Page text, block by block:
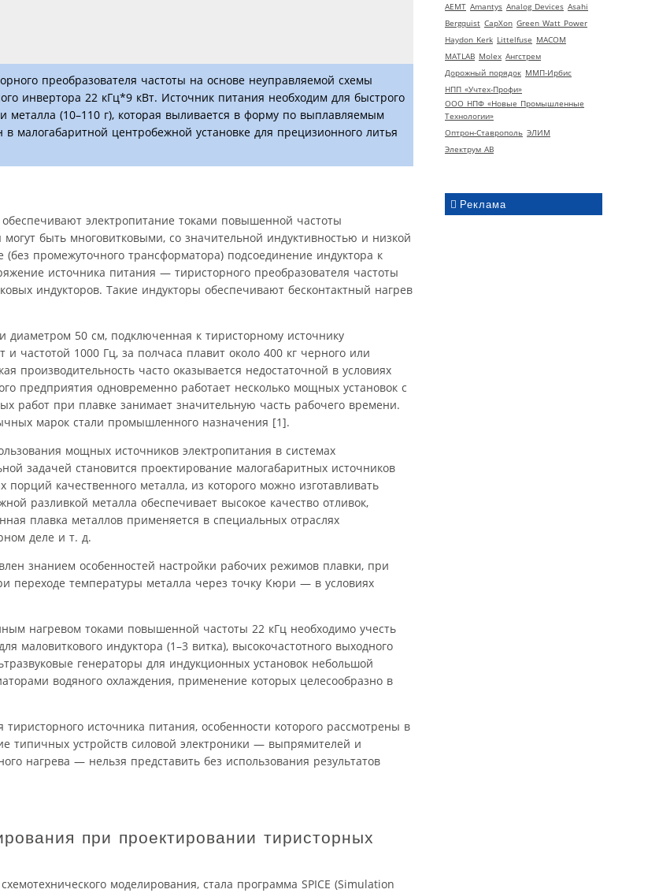
AEMT Amantys Analog Devices Asahi
Bergquist CapXon Green Watt Power
Haydon Kerk Littelfuse MACOM
MATLAB Molex Ангстрем
Дорожный порядок ММП-Ирбис
НПП «Учтех-Профи»
ООО НПФ «Новые Промышленные
Технологии»
Оптрон-Ставрополь ЭЛИМ
Электрум АВ
Реклама
преобразователя частоты на основе неуправляемой схемы
инвертора 22 кГц*9 кВт. Источник питания необходим для быстрого
(10–110 г), которая выливается в форму по выплавляемым
малогабаритной центробежной установке для прецизионного литья
электропитание токами повышенной частоты
быть многовитковыми, со значительной индуктивностью и низкой
промежуточного трансформатора) подсоединение индуктора к
источника питания — тиристорного преобразователя частоты
индукторов. Такие индукторы обеспечивают бесконтактный нагрев
50 см, подключенная к тиристорному источнику
частотой 1000 Гц, за полчаса плавит около 400 кг черного или
производительность часто оказывается недостаточной в условиях
предприятия одновременно работает несколько мощных установок с
работ при плавке занимает значительную часть рабочего времени.
марок стали промышленного назначения [1].
мощных источников электропитания в системах
задачей становится проектирование малогабаритных источников
качественного металла, из которого можно изготавливать
разливкой металла обеспечивает высокое качество отливок,
плавка металлов применяется в специальных отраслях
деле и т. д.
знанием особенностей настройки рабочих режимов плавки, при
переходе температуры металла через точку Кюри — в условиях
нагревом токами повышенной частоты 22 кГц необходимо учесть
маловиткового индуктора (1–3 витка), высокочастотного выходного
генераторы для индукционных установок небольшой
водяного охлаждения, применение которых целесообразно в
источника питания, особенности которого рассмотрены в
типичных устройств силовой электроники — выпрямителей и
нагрева — нельзя представить без использования результатов
при проектировании тиристорных
моделирования, стала программа SPICE (Simulation